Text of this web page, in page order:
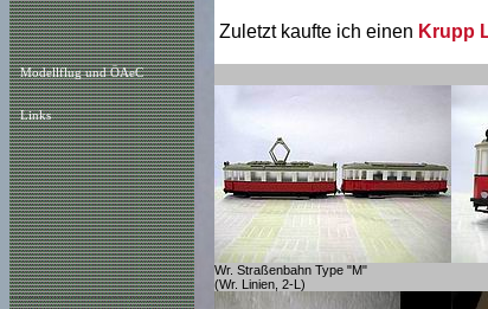
Modellflug und ÖAeC
Links
Zuletzt kaufte ich einen Krupp
Wr. Straßenbahn Type "M"
(Wr. Linien, 2-L)